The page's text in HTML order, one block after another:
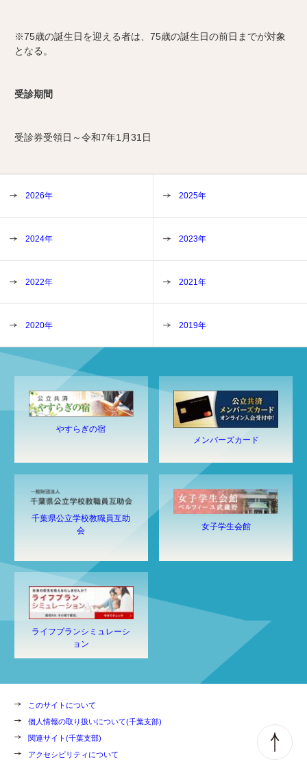
※75歳の誕生日を迎える者は、75歳の誕生日の前日までが対象
となる。
受診期間
受診券受領日～令和7年1月31日
2026年 2025年
2024年 2023年
2022年 2021年
2020年 2019年
やすらぎの宿
メンバーズカード
千葉県公立学校教職員互助
会
女子学生会館
ライフプランシミュレーシ
ョン
このサイトについて
個人情報の取り扱いについて(千葉支部)
関連サイト(千葉支部)
アクセシビリティについて